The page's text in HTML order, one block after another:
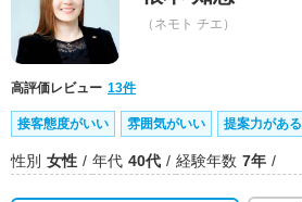
（ネモト チエ）
高評価レビュー 13件
接客態度がいい 雰囲気がいい 提案力がある
性別 女性 年代 40代 経験年数 7年